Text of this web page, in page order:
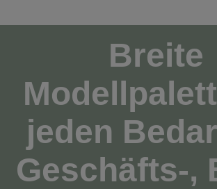
Breite
jeden
Geschäfts-,